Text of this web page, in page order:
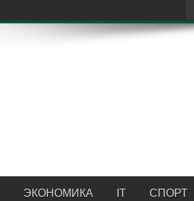
ЭКОНОМИКА IT СПОРТ